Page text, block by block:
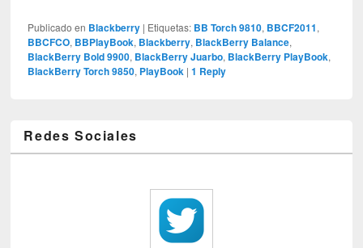
Publicado en Blackberry | Etiquetas: BB Torch 9810, BBCF2011,
BBCFCO, BBPlayBook, Blackberry, BlackBerry Balance,
BlackBerry Bold 9900, BlackBerry Juarbo, BlackBerry PlayBook,
BlackBerry Torch 9850, PlayBook |1 Reply
Redes Sociales